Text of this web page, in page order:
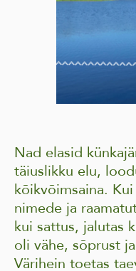
Nad elasid
täiuslikku elu,
kõikvõimsaina.
nimede ja
kui sattus, jalutas
oli vähe, sõprust
Värihein toetas